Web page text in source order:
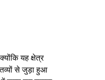
यह क्षेत्र
से जुड़ा हुआ